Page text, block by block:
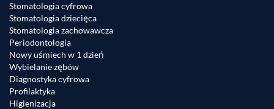
Stomatologia cyfrowa
Stomatologia dziecięca
Stomatologia zachowawcza
Periodontologia
Nowy uśmiech w 1 dzień
Wybielanie zębów
Diagnostyka cyfrowa
Profilaktyka
Higienizacja